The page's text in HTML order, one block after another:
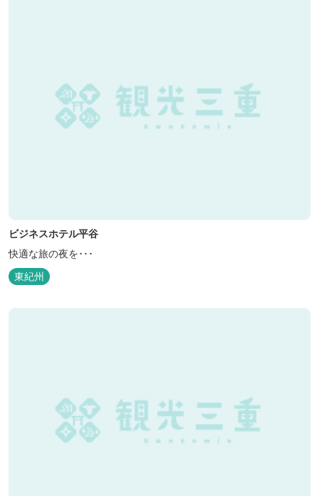
ビジネスホテル平谷
快適な旅の夜を･･･
東紀州